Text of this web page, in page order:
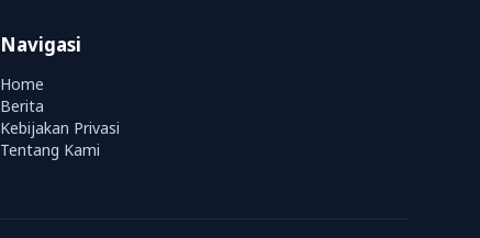
Navigasi
Home
Berita
Kebijakan Privasi
Tentang Kami